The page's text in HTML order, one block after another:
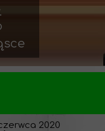
2020